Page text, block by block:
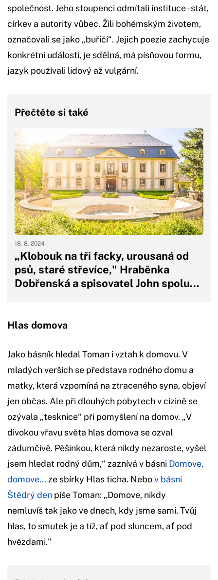
společnost. Jeho stoupenci odmítali instituce - stát,
církev a autority vůbec. Žili bohémským životem,
označovali se jako „buřiči“. Jejich poezie zachycuje
konkrétní události, je sdělná, má písňovou formu,
jazyk používali lidový až vulgární.
Přečtěte si také
„Klobouk na tři facky, urousaná od
psů, staré střevíce," Hraběnka
Dobřenská a spisovatel John spolu…
18. 8. 2024
Hlas domova
Jako básník hledal Toman i vztah k domovu. V
mladých verších se představa rodného domu a
matky, která vzpomíná na ztraceného syna, objeví
jen občas. Ale při dlouhých pobytech v cizině se
ozývala „tesknice“ při pomyšlení na domov. „V
divokou vřavu světa hlas domova se ozval
zádumčivě. Pěšinkou, která nikdy nezaroste, vyšel
jsem hledat rodný dům,“ zaznívá v básni Domove,
domove… ze sbírky Hlas ticha. Nebov básni
Štědrý den píše Toman: „Domove, nikdy
nemluvíš tak jako ve dnech, kdy jsme sami. Tvůj
hlas, to smutek je a tíž, ať pod sluncem, ať pod
hvězdami."